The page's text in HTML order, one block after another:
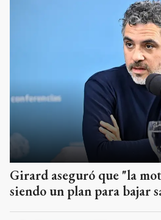
Girard aseguró que "la
siendo un plan para bajar